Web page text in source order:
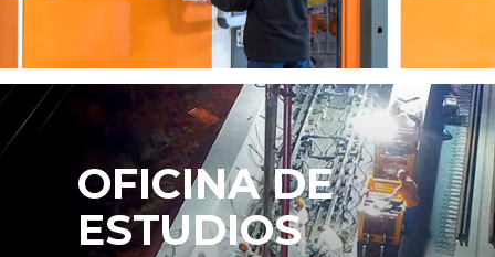
OFICINA DE
ESTUDIOS